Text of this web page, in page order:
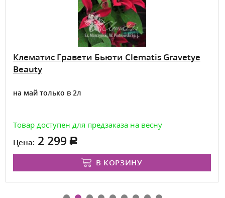
Гравети Бьюти Clematis Gravetye
май только в 2л
доступен для предзаказа на весну
2 299
В КОРЗИНУ